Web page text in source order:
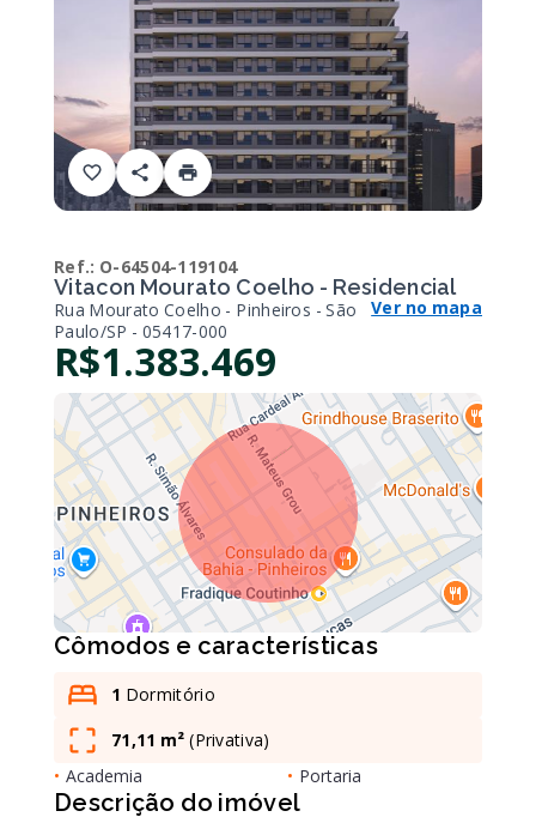
Ref.: O-64504-119104
Vitacon Mourato Coelho - Residencial
Rua Mourato Coelho - Pinheiros - São
Paulo/SP - 05417-000
Ver no mapa
R$1.383.469
Cômodos e características
1 Dormitório
71,11 m² (Privativa)
• Academia • Portaria
Descrição do imóvel